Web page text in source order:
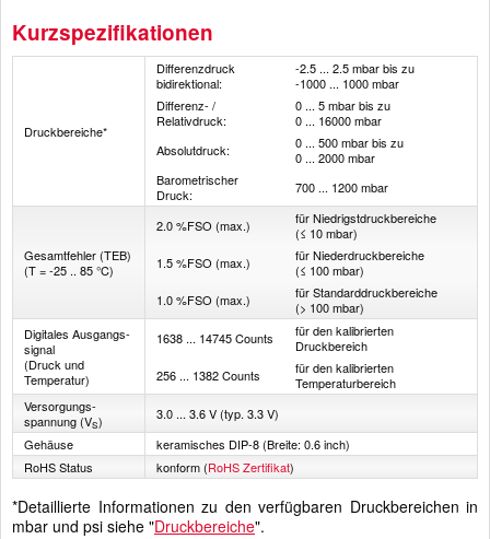
Kurzspezifikationen
Druck­bereiche*
Differenzdruck
bidirektional:
-2.5 ... 2.5 mbar bis zu
-1000 ... 1000 mbar
Differenz- /
Relativdruck:
0 ... 5 mbar bis zu
0 ... 16000 mbar
Absolutdruck:
0 ... 500 mbar bis zu
0 ... 2000 mbar
Barometrischer
Druck:
700 ... 1200 mbar
Gesamt­fehler (TEB)
(T = -25 .. 85 °C)
2.0 %FSO (max.)
für Niedrigstdruckbereiche
(≤ 10 mbar)
1.5 %FSO (max.)
für Niederdruckbereiche
(≤ 100 mbar)
1.0 %FSO (max.)
für Standarddruckbereiche
(> 100 mbar)
Digitales Ausgangs­
signal
(Druck und
Temperatur)
1638 ... 14745 Counts
für den kalibrierten
Druckbereich
256 ... 1382 Counts
für den kalibrierten
Temperaturbereich
Versorgungs­
spannung (VS)
3.0 ... 3.6 V (typ. 3.3 V)
Gehäuse
keramisches DIP-8 (Breite: 0.6 inch)
RoHS Status
konform (RoHS Zertifikat)
*Detaillierte Informationen zu den verfügbaren Druckbereichen in
mbar und psi siehe "Druckbereiche".